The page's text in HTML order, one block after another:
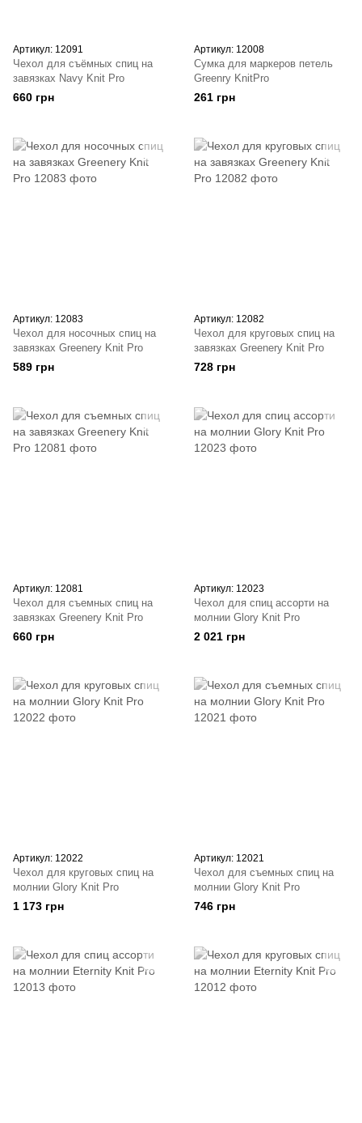
Артикул: 12091
Чехол для съёмных спиц на
завязках Navy Knit Pro
660 грн
Артикул: 12008
Сумка для маркеров петель
Greenry KnitPro
261 грн
Артикул: 12083
Чехол для носочных спиц на
завязках Greenery Knit Pro
589 грн
Артикул: 12082
Чехол для круговых спиц на
завязках Greenery Knit Pro
728 грн
Артикул: 12081
Чехол для съемных спиц на
завязках Greenery Knit Pro
660 грн
Артикул: 12023
Чехол для спиц ассорти на
молнии Glory Knit Pro
2 021 грн
Артикул: 12022
Чехол для круговых спиц на
молнии Glory Knit Pro
1 173 грн
Артикул: 12021
Чехол для съемных спиц на
молнии Glory Knit Pro
746 грн